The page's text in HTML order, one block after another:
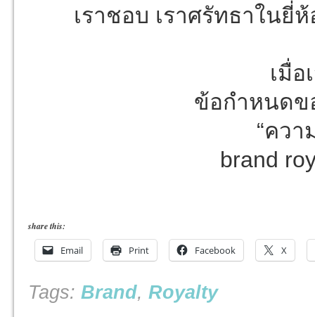
เราชอบ เราศรัทธาในยี่
เมื่อ
ข้อกำหนดข
“ควา
brand
share this:
Email Print Facebook X
Tags: Brand, Royalty